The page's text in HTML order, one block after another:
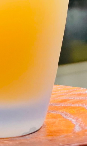
ホーム 店舗